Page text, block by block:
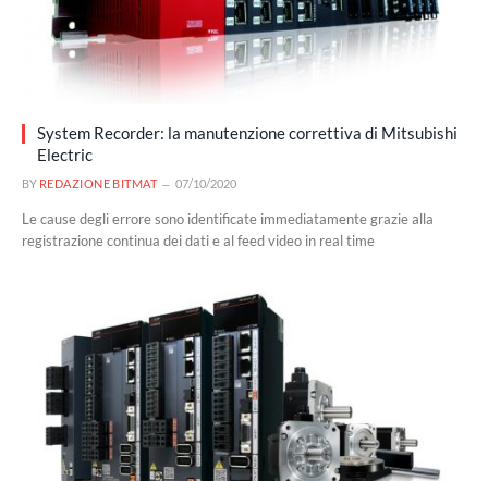
System Recorder: la manutenzione correttiva di Mitsubishi
Electric
BY REDAZIONE BITMAT 07/10/2020
Le cause degli errore sono identificate immediatamente grazie alla
registrazione continua dei dati e al feed video in real time